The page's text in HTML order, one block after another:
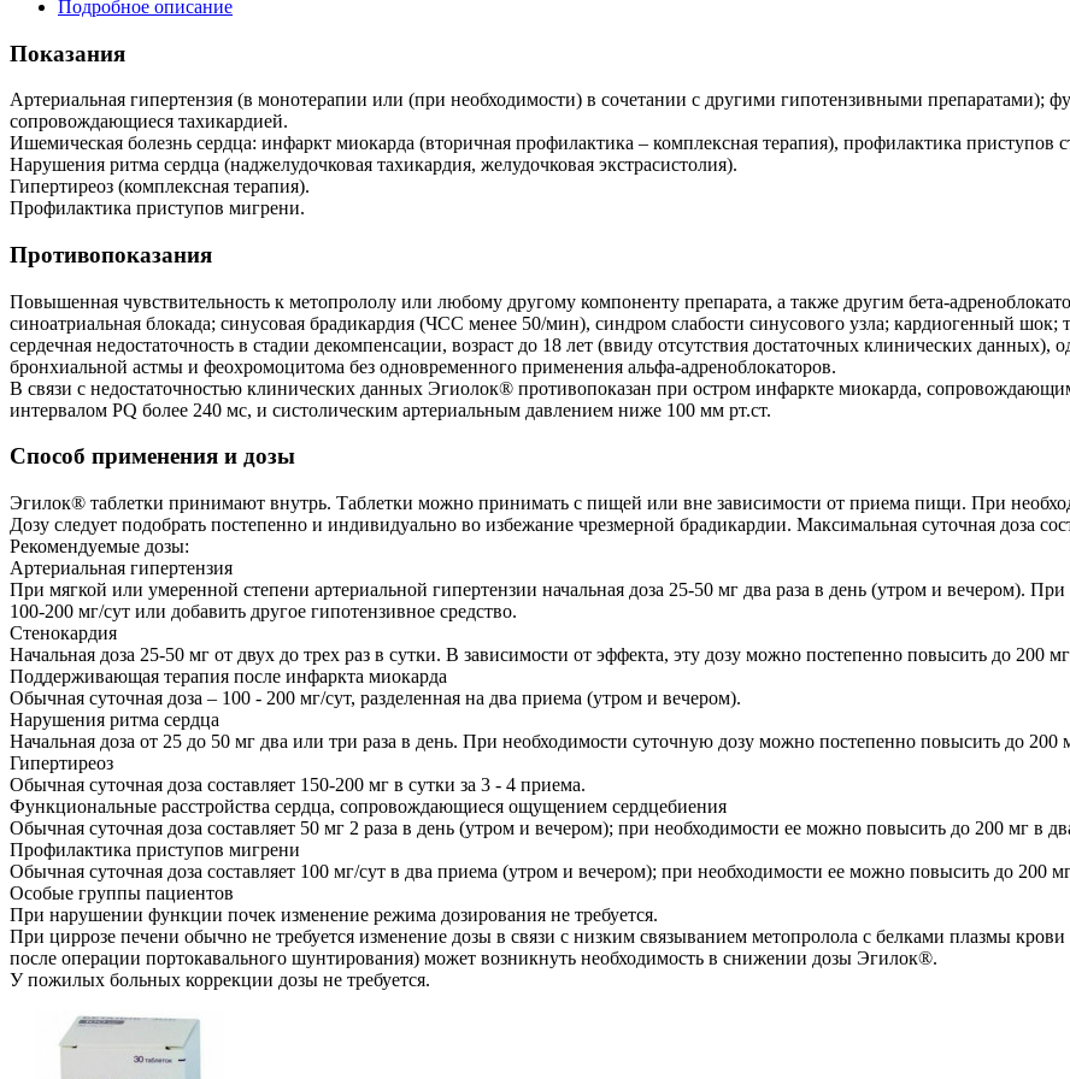
Подробное описание
Показания
Артериальная гипертензия (в монотерапии или (при необходимости) в сочетании с другими гипотензивными препаратами);
сопровождающиеся тахикардией.
Ишемическая болезнь сердца: инфаркт миокарда (вторичная профилактика – комплексная терапия), профилактика приступов
Нарушения ритма сердца (наджелудочковая тахикардия, желудочковая экстрасистолия).
Гипертиреоз (комплексная терапия).
Профилактика приступов мигрени.
Противопоказания
Повышенная чувствительность к метопрололу или любому другому компоненту препарата, а также другим бета-
синоатриальная блокада; синусовая брадикардия (ЧСС менее 50/мин), синдром слабости синусового узла; кардиогенный
сердечная недостаточность в стадии декомпенсации, возраст до 18 лет (ввиду отсутствия достаточных клинических
бронхиальной астмы и феохромоцитома без одновременного применения альфа-адреноблокаторов.
В связи с недостаточностью клинических данных Эгиолок® противопоказан при остром инфаркте миокарда,
интервалом PQ более 240 мс, и систолическим артериальным давлением ниже 100 мм рт.ст.
Способ применения и дозы
Эгилок® таблетки принимают внутрь. Таблетки можно принимать с пищей или вне зависимости от приема пищи. При
Дозу следует подобрать постепенно и индивидуально во избежание чрезмерной брадикардии. Максимальная суточная доза
Рекомендуемые дозы:
Артериальная гипертензия
При мягкой или умеренной степени артериальной гипертензии начальная доза 25-50 мг два раза в день (утром и вечером).
100-200 мг/сут или добавить другое гипотензивное средство.
Стенокардия
Начальная доза 25-50 мг от двух до трех раз в сутки. В зависимости от эффекта, эту дозу можно постепенно повысить до 200
Поддерживающая терапия после инфаркта миокарда
Обычная суточная доза – 100 - 200 мг/сут, разделенная на два приема (утром и вечером).
Нарушения ритма сердца
Начальная доза от 25 до 50 мг два или три раза в день. При необходимости суточную дозу можно постепенно повысить до 200
Гипертиреоз
Обычная суточная доза составляет 150-200 мг в сутки за 3 - 4 приема.
Функциональные расстройства сердца, сопровождающиеся ощущением сердцебиения
Обычная суточная доза составляет 50 мг 2 раза в день (утром и вечером); при необходимости ее можно повысить до 200 мг в
Профилактика приступов мигрени
Обычная суточная доза составляет 100 мг/сут в два приема (утром и вечером); при необходимости ее можно повысить до 200
Особые группы пациентов
При нарушении функции почек изменение режима дозирования не требуется.
При циррозе печени обычно не требуется изменение дозы в связи с низким связыванием метопролола с белками плазмы
после операции портокавального шунтирования) может возникнуть необходимость в снижении дозы Эгилок®.
У пожилых больных коррекции дозы не требуется.